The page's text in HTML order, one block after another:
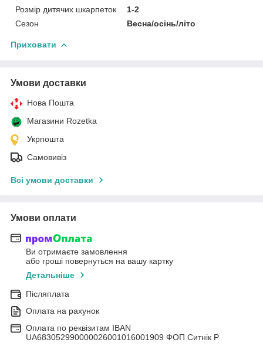
Розмір дитячих шкарпеток
1-2
Сезон
Весна/осінь/літо
Приховати
Умови доставки
Нова Пошта
Магазини Rozetka
Укрпошта
Самовивіз
Всі умови доставки
Умови оплати
Ви отримаєте замовлення
або гроші повернуться на вашу картку
Детальніше
Післяплата
Оплата на рахунок
Оплата по реквізитам IBAN
UА683052990000026001016001909 ФОП Ситнік Р